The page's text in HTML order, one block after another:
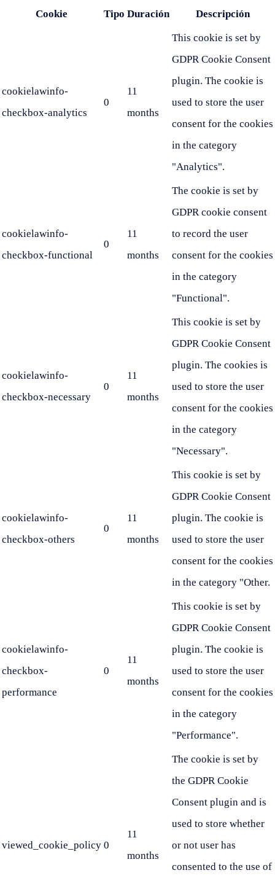
Cookie Tipo Duración Descripción
cookielawinfo-
checkbox-analytics
0
11
months
This cookie is set by
GDPR Cookie Consent
plugin. The cookie is
used to store the user
consent for the cookies
in the category
"Analytics".
cookielawinfo-
checkbox-functional
0
11
months
The cookie is set by
GDPR cookie consent
to record the user
consent for the cookies
in the category
"Functional".
cookielawinfo-
checkbox-necessary
0
11
months
This cookie is set by
GDPR Cookie Consent
plugin. The cookies is
used to store the user
consent for the cookies
in the category
"Necessary".
cookielawinfo-
checkbox-others
0
11
months
This cookie is set by
GDPR Cookie Consent
plugin. The cookie is
used to store the user
consent for the cookies
in the category "Other.
cookielawinfo-
checkbox-
performance
0
11
months
This cookie is set by
GDPR Cookie Consent
plugin. The cookie is
used to store the user
consent for the cookies
in the category
"Performance".
viewed_cookie_policy 0
11
months
The cookie is set by
the GDPR Cookie
Consent plugin and is
used to store whether
or not user has
consented to the use of